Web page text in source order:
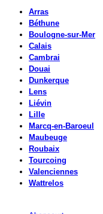
Arras
Béthune
Boulogne-sur-Mer
Calais
Cambrai
Douai
Dunkerque
Lens
Liévin
Lille
Marcq-en-Baroeul
Maubeuge
Roubaix
Tourcoing
Valenciennes
Wattrelos